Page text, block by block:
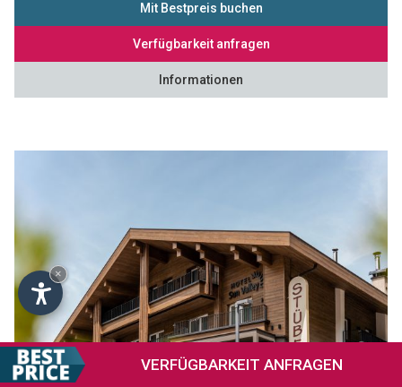
VERFÜGBARKEIT ANFRAGEN
Mit Bestpreis buchen
Verfügbarkeit anfragen
Informationen
×